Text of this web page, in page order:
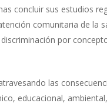
concluir sus estudios
comunitaria de la
por
las
educacional,